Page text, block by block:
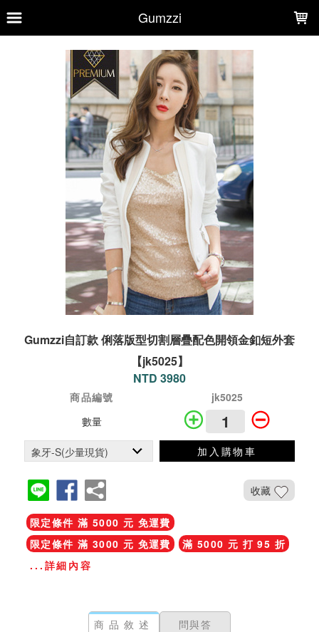
Gumzzi
Gumzzi自訂款 俐落版型切割層疊配色開領金釦短外套
【jk5025】
NTD 3980
商品編號
jk5025
數量
加入購物車
收藏
限定條件 滿 5000 元 免運費
限定條件 滿 3000 元 免運費
滿 5000 元 打 95 折
...詳細內容
商品敘述 問與答